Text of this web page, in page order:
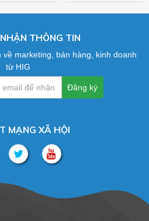
THÔNG TIN
marketing, bán hàng, kinh doanh
từ HIG
MẠNG XÃ HỘI